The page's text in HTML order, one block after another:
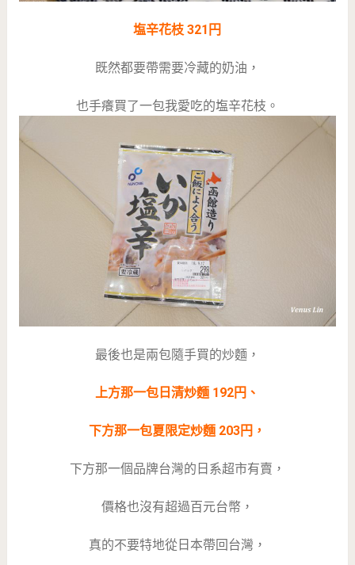
塩辛花枝 321円
既然都要帶需要冷藏的奶油，
也手癢買了一包我愛吃的塩辛花枝。
最後也是兩包隨手買的炒麵，
上方那一包日清炒麵 192円、
下方那一包夏限定炒麵 203円，
下方那一個品牌台灣的日系超市有賣，
價格也沒有超過百元台幣，
真的不要特地從日本帶回台灣，